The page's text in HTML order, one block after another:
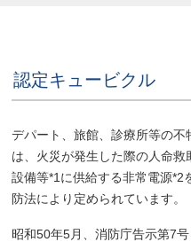
認定キュービクル
デパート、旅館、診療所等の
は、火災が発生した際の人命
設備等*1に供給する非常電源*2
防法により定められています。
昭和50年5月、消防庁告示第7